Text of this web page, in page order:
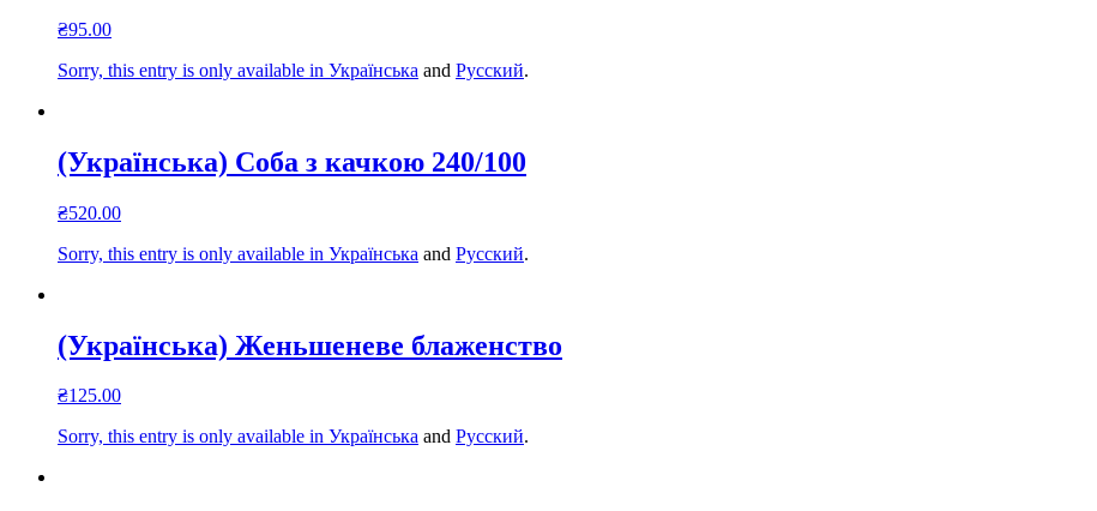
₴95.00
Sorry, this entry is only available in Українська and Русский.
(Українська) Соба з качкою 240/100
₴520.00
Sorry, this entry is only available in Українська and Русский.
(Українська) Женьшеневе блаженство
₴125.00
Sorry, this entry is only available in Українська and Русский.